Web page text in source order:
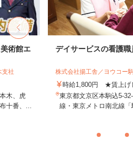
術館エ
社
木、虎
十番、...
デイサービスの看護職
株式会社揚工舎／ヨウコー
時給1,800円 ★賃上げ
東京都文京区本駒込5-
線・東京メトロ南北線「